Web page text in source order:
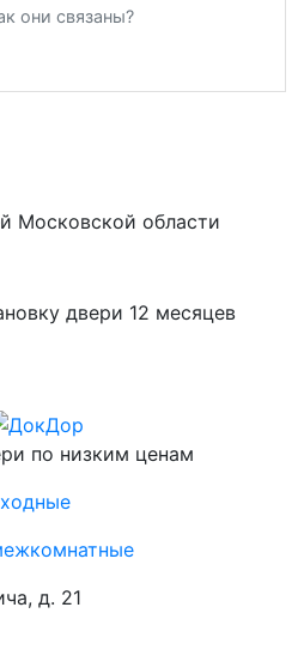
они связаны?
Московской области
двери 12 месяцев
по низким ценам
д. 21